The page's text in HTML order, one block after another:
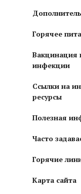
Горячее
Вакцинация
инфекции
Ссылки на
ресурсы
Полезная
Часто
Горячие
Карта сайта